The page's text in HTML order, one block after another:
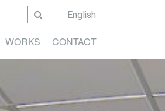
English
WORKS CONTACT